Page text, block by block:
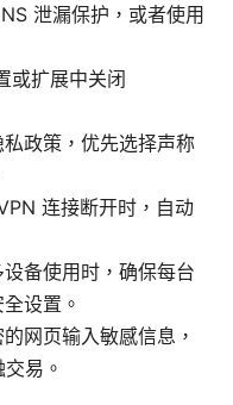
泄漏保护，或者使用
或扩展中关闭
政策，优先选择声称
连接断开时，自动
备使用时，确保每台
设置。
网页输入敏感信息，
易。